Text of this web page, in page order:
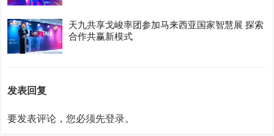
天九共享戈峻率团参加马来西亚国家智慧展 探索
合作共赢新模式
发表回复
要发表评论，您必须先登录。